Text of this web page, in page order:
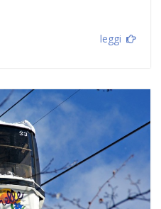
leggi